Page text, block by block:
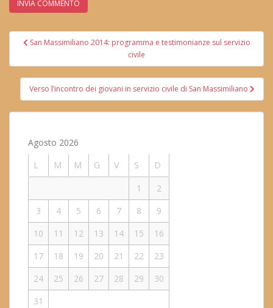
Navigazione
San Massimiliano 2014: programma e testimonianze sul servizio
civile
Verso l’incontro dei giovani in servizio civile di San Massimiliano
Agosto 2026
L
M M G V S
D
1
2
3
4 5 6 7 8
9
10
11 12 13 14 15
16
17
18 19 20 21 22
23
24
25 26 27 28 29
30
31